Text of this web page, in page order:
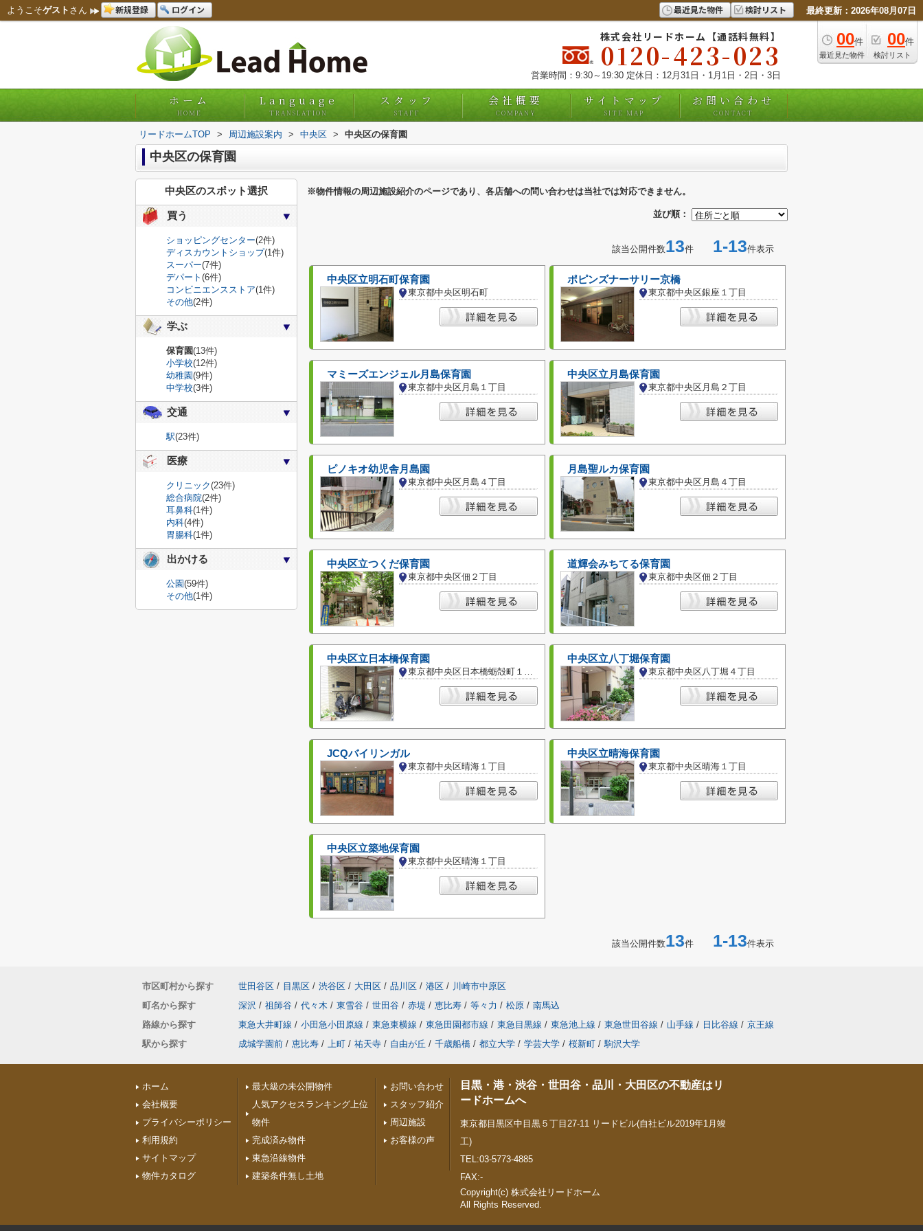
ようこそゲスト さん 新規登録 ログイン 最近見た物件 検討リスト 最終更新：2026年08月07日
00件
最近見た物件
00件
検討リスト
株式会社リードホーム【通話料無料】
0120-423-023
営業時間：9:30～19:30 定休日：12月31日・1月1日・2日・3日
ホーム
HOME
Language
TRANSLATION
スタッフ
STAFF
会社概要
COMPANY
サイトマップ
SITE MAP
お問い合わせ
CONTACT
リードホームTOP > 周辺施設案内 > 中央区 > 中央区の保育園
中央区の保育園
※物件情報の周辺施設紹介のページであり、各店舗への問い合わせは当社では対応できません。
並び順：
該当公開件数13件 1-13件表示
中央区立明石町保育園
東京都中央区明石町
ポピンズナーサリー京橋
東京都中央区銀座１丁目
マミーズエンジェル月島保育園
東京都中央区月島１丁目
中央区立月島保育園
東京都中央区月島２丁目
ピノキオ幼児舎月島園
東京都中央区月島４丁目
月島聖ルカ保育園
東京都中央区月島４丁目
中央区立つくだ保育園
東京都中央区佃２丁目
道輝会みちてる保育園
東京都中央区佃２丁目
中央区立日本橋保育園
東京都中央区日本橋蛎殻町１丁目
中央区立八丁堀保育園
東京都中央区八丁堀４丁目
JCQバイリンガル
東京都中央区晴海１丁目
中央区立晴海保育園
東京都中央区晴海１丁目
中央区立築地保育園
東京都中央区晴海１丁目
該当公開件数13件 1-13件表示
中央区のスポット選択
買う
ショッピングセンター(2件)
ディスカウントショップ(1件)
スーパー(7件)
デパート (6件)
コンビニエンスストア(1件)
その他(2件)
学ぶ
保育園(13件)
小学校(12件)
幼稚園(9件)
中学校(3件)
交通
駅(23件)
医療
クリニック(23件)
総合病院(2件)
耳鼻科(1件)
内科(4件)
胃腸科(1件)
出かける
公園(59件)
その他(1件)
市区町村から探す 世田谷区 / 目黒区 / 渋谷区 / 大田区 / 品川区 / 港区 / 川崎市中原区
町名から探す
深沢 / 祖師谷 / 代々木 / 東雪谷 / 世田谷 / 赤堤 / 恵比寿 / 等々力 / 松原 / 南馬込
路線から探す
東急大井町線 / 小田急小田原線 / 東急東横線 / 東急田園都市線 / 東急目黒線 / 東急池上線 / 東急世田谷線 / 山手線 / 日比谷線 / 京王線
駅から探す
成城学園前 / 恵比寿 / 上町 / 祐天寺 / 自由が丘 / 千歳船橋 / 都立大学 / 学芸大学 / 桜新町 / 駒沢大学
ホーム
会社概要
プライバシーポリシー
利用規約
サイトマップ
物件カタログ
最大級の未公開物件
人気アクセスランキング上位
物件
完成済み物件
東急沿線物件
建築条件無し土地
お問い合わせ
スタッフ紹介
周辺施設
お客様の声
目黒・港・渋谷・世田谷・品川・大田区の不動産はリ
ードホームへ
東京都目黒区中目黒５丁目27-11 リードビル(自社ビル2019年1月竣
工)
TEL:03-5773-4885
FAX:-
Copyright(c) 株式会社リードホーム
All Rights Reserved.